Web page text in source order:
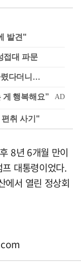
발견"
접대 파문
렸다더니…
편취 사기"
8년 6개월 만이
대통령이었다.
에서 열린 정상회